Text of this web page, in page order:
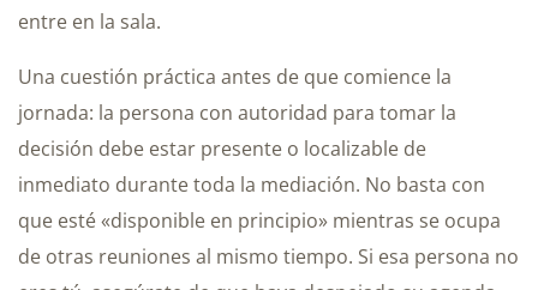
entre en la sala.
Una cuestión práctica antes de que comience la
jornada: la persona con autoridad para tomar la
decisión debe estar presente o localizable de
inmediato durante toda la mediación. No basta con
que esté «disponible en principio» mientras se ocupa
de otras reuniones al mismo tiempo. Si esa persona no